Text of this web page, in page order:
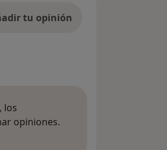
tu opinión
los
opiniones.